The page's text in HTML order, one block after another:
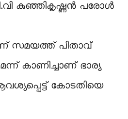
കുഞ്ഞികൃഷ്ണൻ പരോൾ
സമയത്ത് പിതാവ്
കാണിച്ചാണ് ഭാര്യ
കോടതിയെ